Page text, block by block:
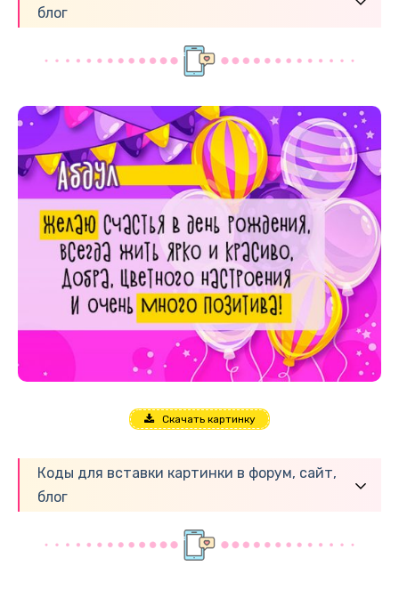
блог
Скачать картинку
Коды для вставки картинки в форум, сайт,
блог